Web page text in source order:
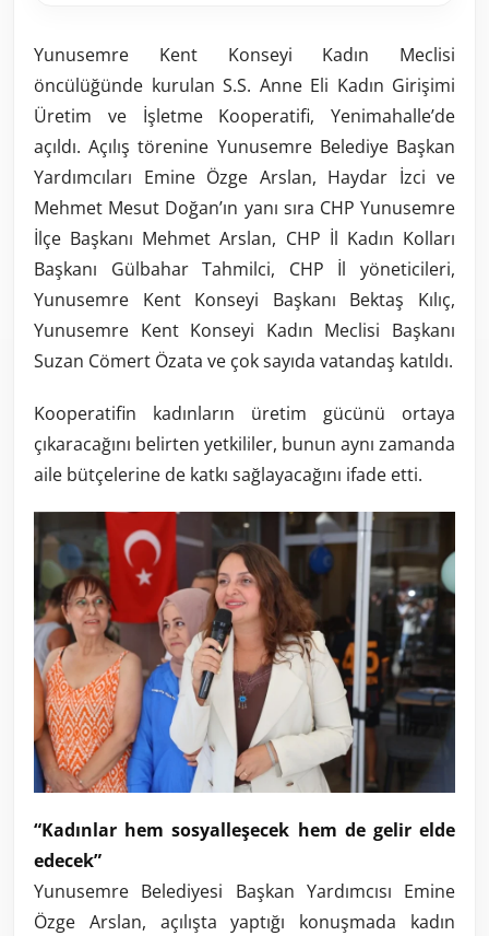
Yunusemre Kent Konseyi Kadın Meclisi
öncülüğünde kurulan S.S. Anne Eli Kadın Girişimi
Üretim ve İşletme Kooperatifi, Yenimahalle’de
açıldı. Açılış törenine Yunusemre Belediye Başkan
Yardımcıları Emine Özge Arslan, Haydar İzci ve
Mehmet Mesut Doğan’ın yanı sıra CHP Yunusemre
İlçe Başkanı Mehmet Arslan, CHP İl Kadın Kolları
Başkanı Gülbahar Tahmilci, CHP İl yöneticileri,
Yunusemre Kent Konseyi Başkanı Bektaş Kılıç,
Yunusemre Kent Konseyi Kadın Meclisi Başkanı
Suzan Cömert Özata ve çok sayıda vatandaş katıldı.
Kooperatifin kadınların üretim gücünü ortaya
çıkaracağını belirten yetkililer, bunun aynı zamanda
aile bütçelerine de katkı sağlayacağını ifade etti.
“Kadınlar hem sosyalleşecek hem de gelir elde
edecek”
Yunusemre Belediyesi Başkan Yardımcısı Emine
Özge Arslan, açılışta yaptığı konuşmada kadın